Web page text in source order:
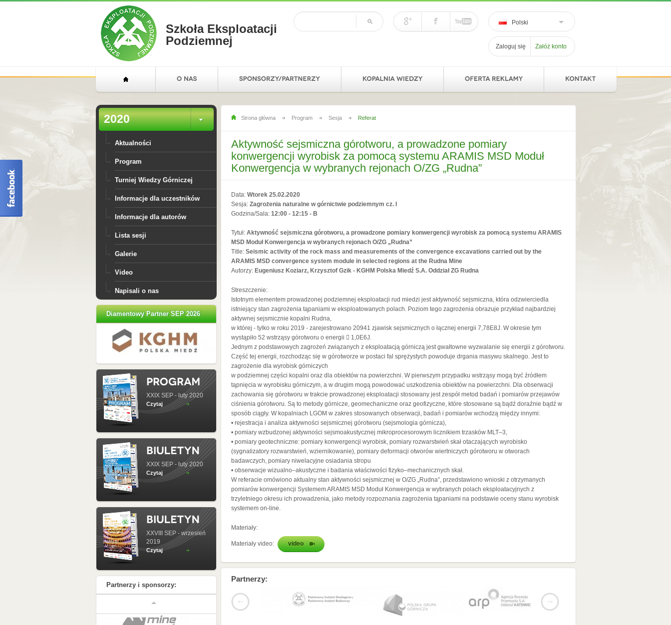
Szkoła Eksploatacji
Podziemnej
Polski
Zaloguj się Załóż konto
2020
Aktualności
Program
Turniej Wiedzy Górniczej
Informacje dla uczestników
Informacje dla autorów
Lista sesji
Galerie
Video
Napisali o nas
Diamentowy Partner SEP 2026
XXIX SEP - luty 2020
Czytaj
XXIX SEP - luty 2020
Czytaj
XXVIII SEP - wrzesień
2019
Czytaj
Partnerzy i sponsorzy:
Strona główna Program Sesja Referat
Aktywność sejsmiczna górotworu, a prowadzone pomiary
konwergencji wyrobisk za pomocą systemu ARAMIS MSD Moduł
Konwergencja w wybranych rejonach O/ZG „Rudna”
Data: Wtorek 25.02.2020
Sesja: Zagrożenia naturalne w górnictwie podziemnym cz. I
Godzina/Sala: 12:00 - 12:15 - B
Tytuł: Aktywność sejsmiczna górotworu, a prowadzone pomiary konwergencji wyrobisk za pomocą systemu ARAMIS
MSD Moduł Konwergencja w wybranych rejonach O/ZG „Rudna”
Title: Seismic activity of the rock mass and measurements of the convergence excavations carried out by the
ARAMIS MSD convergence system module in selected regions at the Rudna Mine
Autorzy: Eugeniusz Koziarz, Krzysztof Gzik - KGHM Polska Miedź S.A. Oddział ZG Rudna
Streszczenie:
Istotnym elementem prowadzonej podziemnej eksploatacji rud miedzi jest aktywność sejsmiczna, która odzwierciedla
istniejący stan zagrożenia tąpaniami w eksploatowanych polach. Poziom tego zagrożenia obrazuje przykład najbardziej
aktywnej sejsmicznie kopalni Rudna,
w której - tylko w roku 2019 - zarejestrowano 20941 zjawisk sejsmicznych o łącznej energii 7,78E8J. W okresie tym
wystąpiło 52 wstrząsy górotworu o energii  1,0E6J.
Jednym z podstawowych zagrożeń związanych z eksploatacją górniczą jest gwałtowne wyzwalanie się energii z górotworu.
Część tej energii, rozchodząc się w górotworze w postaci fal sprężystych powoduje drgania masywu skalnego. Jest to
zagrożenie dla wyrobisk górniczych
w podziemnej części kopalni oraz dla obiektów na powierzchni. W pierwszym przypadku wstrząsy mogą być źródłem
tąpnięcia w wyrobisku górniczym, a w drugim mogą powodować uszkodzenia obiektów na powierzchni. Dla obserwacji
zachowania się górotworu w trakcie prowadzonej eksploatacji stosowany jest zespół metod badań i pomiarów przejawów
ciśnienia górotworu. Są to metody górnicze, geomechaniczne oraz geofizyczne, które stosowane są bądź doraźnie bądź w
sposób ciągły. W kopalniach LGOM w zakres stosowanych obserwacji, badań i pomiarów wchodzą między innymi:
• rejestracja i analiza aktywności sejsmicznej górotworu (sejsmologia górnicza),
• pomiary wzbudzonej aktywności sejsmoakustycznej mikroprocesorowym licznikiem trzasków MLT–3,
• pomiary geotechniczne: pomiary konwergencji wyrobisk, pomiary rozwarstwień skał otaczających wyrobisko
(sygnalizatory rozwarstwień, wziernikowanie), pomiary deformacji otworów wiertniczych górotworu w otworach
badawczych, pomiary niwelacyjne osiadania stropu
• obserwacje wizualno–akustyczne i badania właściwości fizyko–mechanicznych skał.
W referacie omówiono aktualny stan aktywności sejsmicznej w O/ZG „Rudna”, przedstawiono wnioski z otrzymanych
pomiarów konwergencji Systemem ARAMIS MSD Moduł Konwergencja w wybranych polach eksploatacyjnych z
trzyletniego okresu ich prowadzenia, jako metody rozpoznania zagrożenia tąpaniami na podstawie oceny stanu wyrobisk
systemem on-line.
Materiały:
Materiały video: video
Partnerzy: